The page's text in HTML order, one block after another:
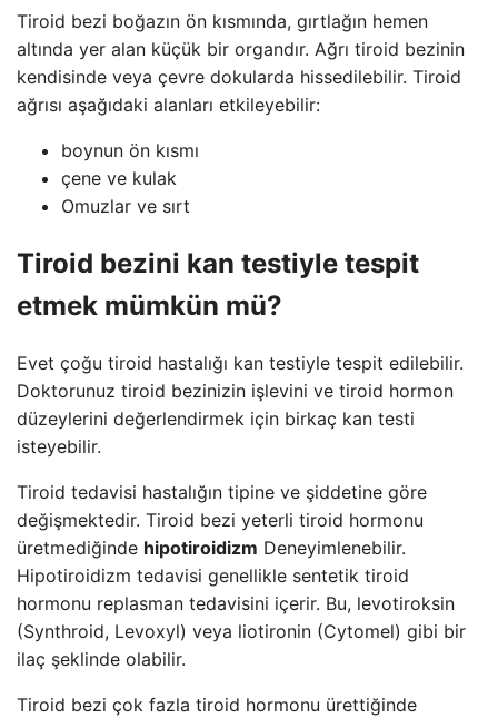
Tiroid bezi boğazın ön kısmında, gırtlağın hemen
altında yer alan küçük bir organdır. Ağrı tiroid bezinin
kendisinde veya çevre dokularda hissedilebilir. Tiroid
ağrısı aşağıdaki alanları etkileyebilir:
boynun ön kısmı
çene ve kulak
Omuzlar ve sırt
Tiroid bezini kan testiyle tespit
etmek mümkün mü?
Evet çoğu tiroid hastalığı kan testiyle tespit edilebilir.
Doktorunuz tiroid bezinizin işlevini ve tiroid hormon
düzeylerini değerlendirmek için birkaç kan testi
isteyebilir.
Tiroid tedavisi hastalığın tipine ve şiddetine göre
değişmektedir. Tiroid bezi yeterli tiroid hormonu
üretmediğinde hipotiroidizm Deneyimlenebilir.
Hipotiroidizm tedavisi genellikle sentetik tiroid
hormonu replasman tedavisini içerir. Bu, levotiroksin
(Synthroid, Levoxyl) veya liotironin (Cytomel) gibi bir
ilaç şeklinde olabilir.
Tiroid bezi çok fazla tiroid hormonu ürettiğinde